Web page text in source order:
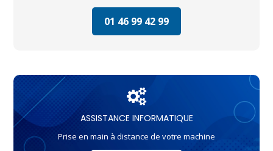
01 46 99 42 99
ASSISTANCE INFORMATIQUE
Prise en main à distance de votre machine